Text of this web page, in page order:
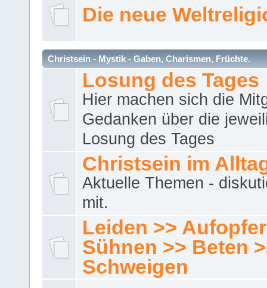
Die neue
Christsein - Mystik - Gaben, Charismen, Früchte.
Losung des Tages
Hier machen sich die
Gedanken über die
Losung des Tages
Christsein im
Aktuelle Themen -
mit.
Leiden >>
Sühnen >> Beten
Schweigen